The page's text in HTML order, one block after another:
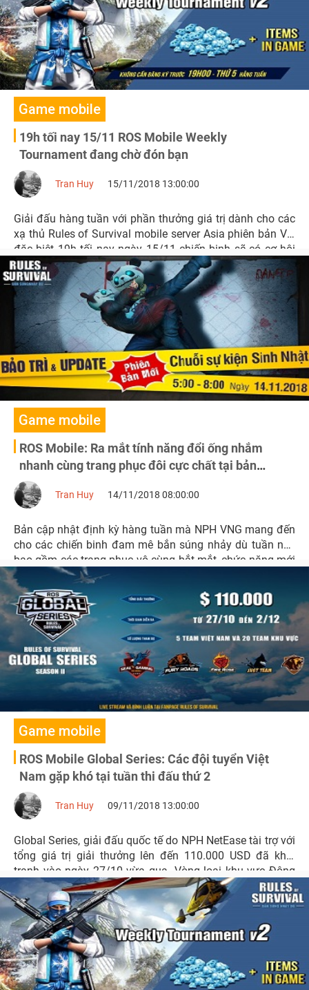
Game mobile
19h tối nay 15/11 ROS Mobile Weekly
Tournament đang chờ đón bạn
Tran Huy 15/11/2018 13:00:00
Giải đấu hàng tuần với phần thưởng giá trị dành cho các
xạ thủ Rules of Survival mobile server Asia phiên bản V2,
đặc biệt 19h tối nay ngày 15/11 chiến binh sẽ có cơ hội
nhận được rất nhiều phần thưởng ingame cực kỳ hấp
dẫn.
Game mobile
ROS Mobile: Ra mắt tính năng đổi ống nhắm
nhanh cùng trang phục đôi cực chất tại bản
update mới ngày 14/11
Tran Huy 14/11/2018 08:00:00
Bản cập nhật định kỳ hàng tuần mà NPH VNG mang đến
cho các chiến binh đam mê bắn súng nhảy dù tuần này
bao gồm các trang phục vô cùng bắt mắt, chức năng mới
cùng bản vá lỗi mới nhất.
Game mobile
ROS Mobile Global Series: Các đội tuyển Việt
Nam gặp khó tại tuần thi đấu thứ 2
Tran Huy 09/11/2018 13:00:00
Global Series, giải đấu quốc tế do NPH NetEase tài trợ với
tổng giá trị giải thưởng lên đến 110.000 USD đã khởi
tranh vào ngày 27/10 vừa qua. Vòng loại khu vực Đông
Nam Á với sự góp mặt của top 5 đội tuyển hàng đầu Việt
Nam tranh tài khốc liệt vào 17h thứ 7, Chủ Nhật hàng
tuần.